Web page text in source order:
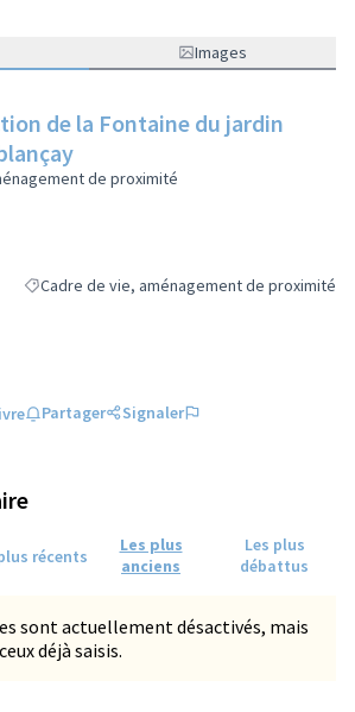
Images
de la Fontaine du jardin
de proximité
Filtrer les résultats de la catégorie : Cadre
Cadre de vie, aménagement de proximité
Partager Signaler
récents
Les plus
anciens
Les plus
débattus
sont actuellement désactivés, mais
déjà saisis.